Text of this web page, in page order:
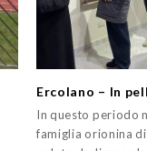
Ercolano – In
In questo periodo
famiglia orionina